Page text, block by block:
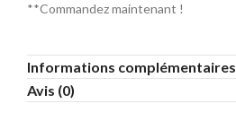
**Commandez maintenant !
Informations complémentaires
Avis (0)